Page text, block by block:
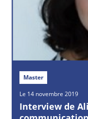
Master
Le 14 novembre 2019
Interview de